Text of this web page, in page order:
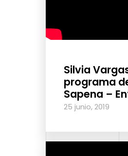
Silvia
programa
Sapena –
25 junio, 2019